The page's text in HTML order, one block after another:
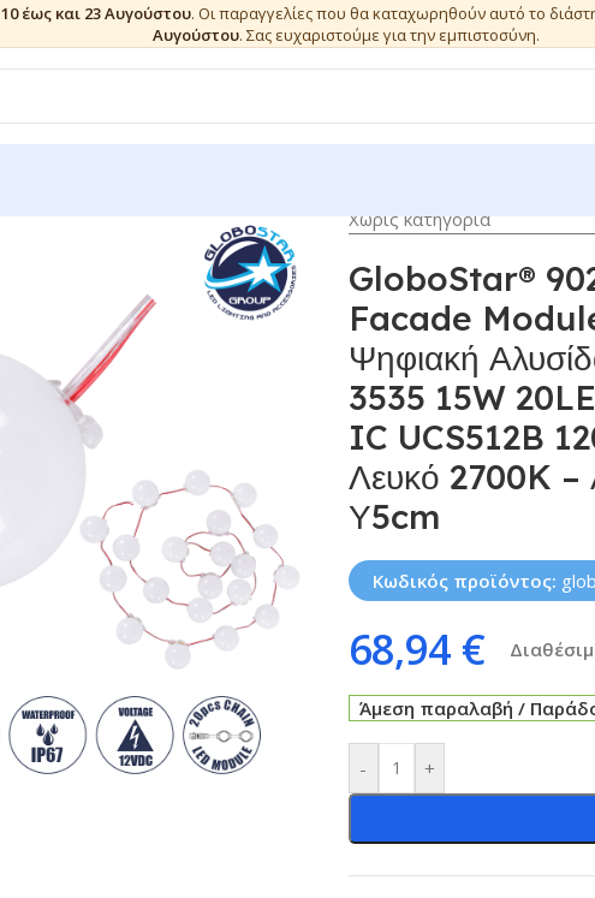
10 έως και 23 Αυγούστου. Οι παραγγελίες που θα καταχωρηθούν αυτό το
Αυγούστου. Σας ευχαριστούμε για την εμπιστοσύνη.
Χωρίς κατηγορία
GloboStar®
Facade
Ψηφιακή
3535 15W
IC UCS512B
Λευκό 2700K
Υ5cm
Κωδικός προϊόντος:
68,94 €
Άμεση παραλαβή /
- +